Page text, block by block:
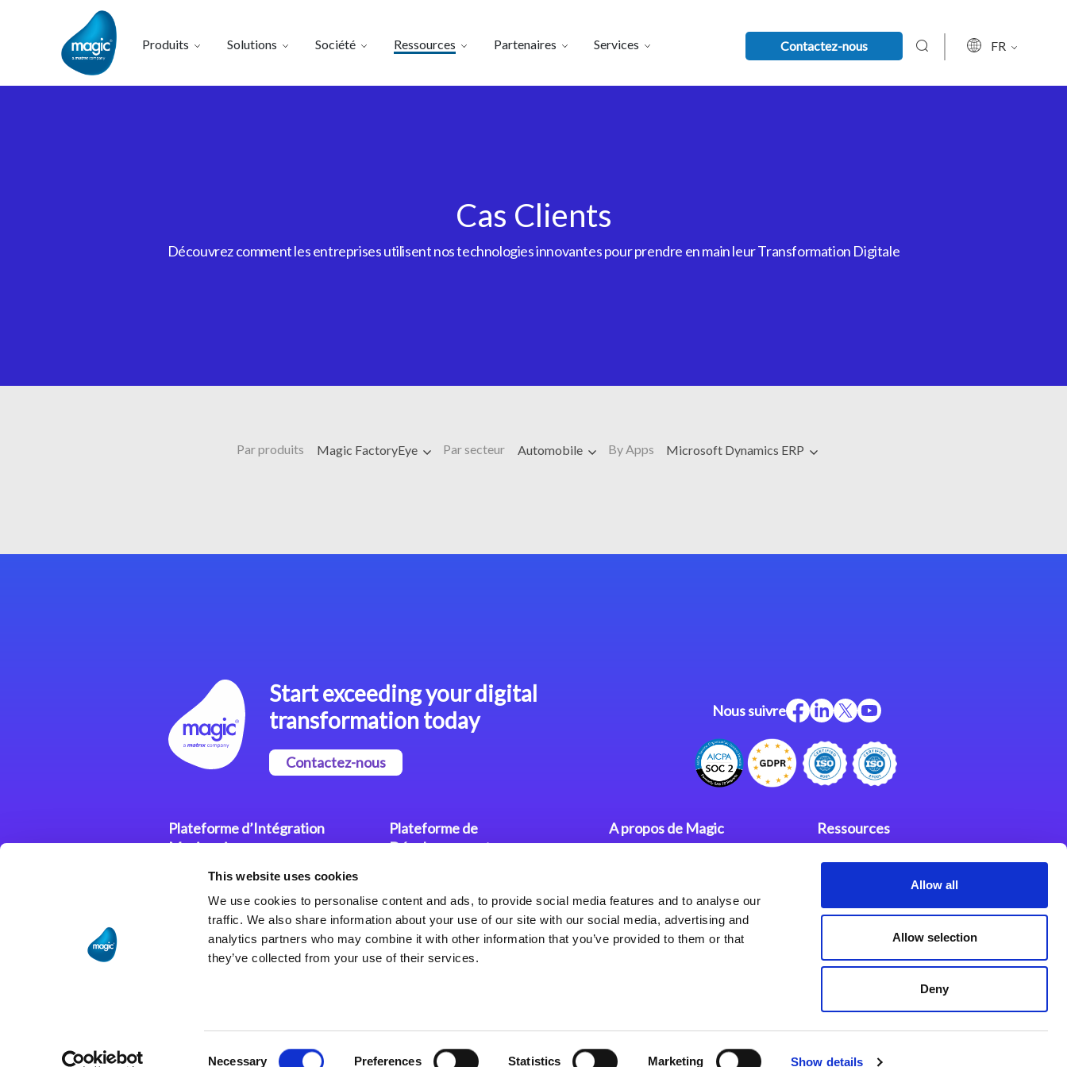
This website uses cookies
We use cookies to personalise content and ads, to provide social media features and to analyse our
traffic. We also share information about your use of our site with our social media, advertising and
analytics partners who may combine it with other information that you’ve provided to them or that
they’ve collected from your use of their services.
Necessary Preferences Statistics Marketing Show details
Allow all
Allow selection
Deny
Produits Solutions Société Ressources Partenaires Services Contactez-nous FR
Cas Clients
Découvrez comment les entreprises utilisent nos technologies innovantes pour prendre en main leur Transformation Digitale
Par produits Magic FactoryEye Par secteur Automobile By Apps Microsoft Dynamics ERP
Start exceeding your digital
transformation today
Contactez-nous
Nous suivre
Plateforme d’Intégration
Magic xpi
Plateformes d’Intégration
Solutions d’Intégration
Plateforme de
Développement
xpa
Framework Web pour Magic
xpa
A propos de Magic
Politique de Confidentialité
Ressources
Support
Partenaires